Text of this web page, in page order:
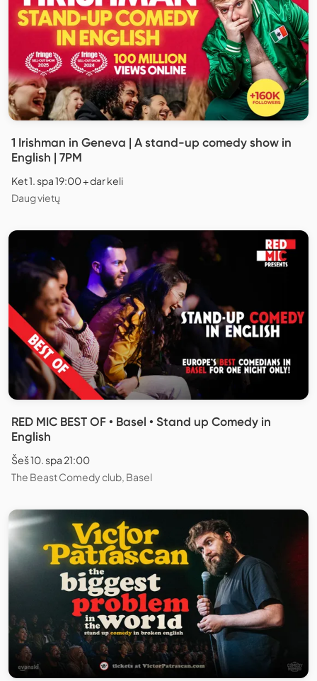
1 Irishman in Geneva | A stand-up comedy show in
English | 7PM
Ket 1. spa 19:00 + dar keli
Daug vietų
RED MIC BEST OF • Basel • Stand up Comedy in
English
Šeš 10. spa 21:00
The Beast Comedy club, Basel